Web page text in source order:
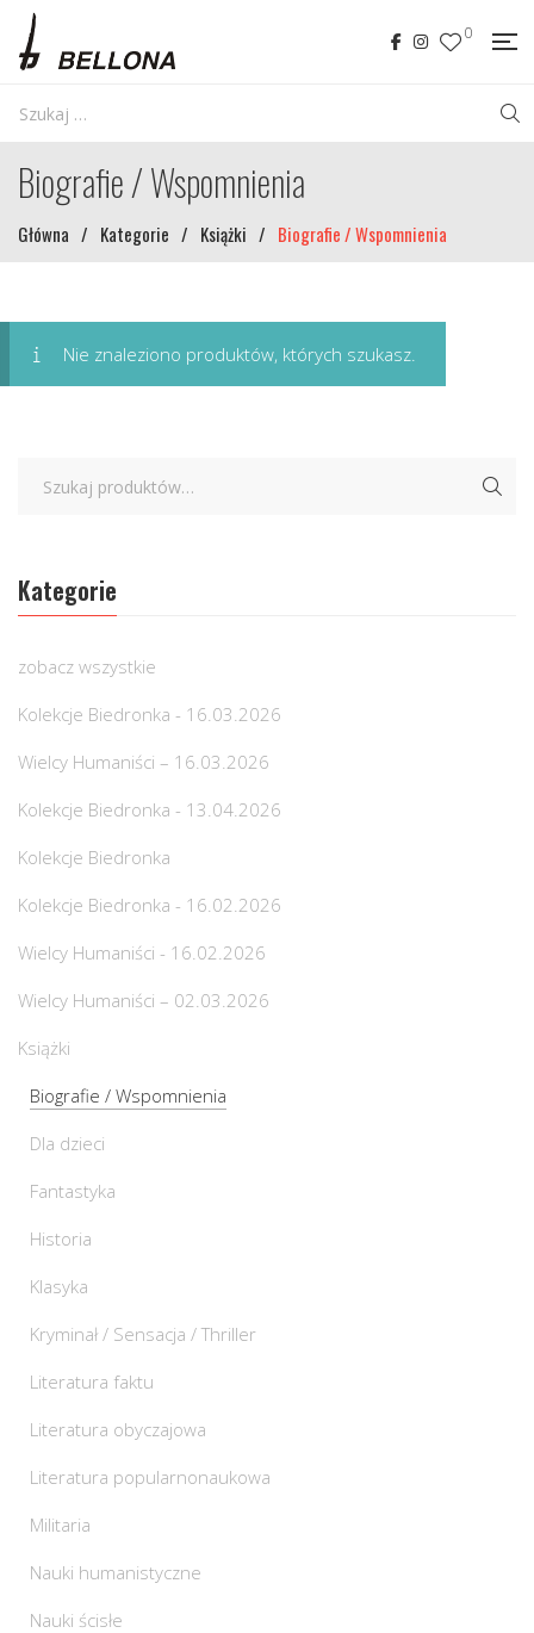
0
Biografie / Wspomnienia
Główna / Kategorie / Książki / Biografie / Wspomnienia
Nie znaleziono produktów, których szukasz.
Kategorie
zobacz wszystkie
Kolekcje Biedronka - 16.03.2026
Wielcy Humaniści – 16.03.2026
Kolekcje Biedronka - 13.04.2026
Kolekcje Biedronka
Kolekcje Biedronka - 16.02.2026
Wielcy Humaniści - 16.02.2026
Wielcy Humaniści – 02.03.2026
Książki
Biografie / Wspomnienia
Dla dzieci
Fantastyka
Historia
Klasyka
Kryminał / Sensacja / Thriller
Literatura faktu
Literatura obyczajowa
Literatura popularnonaukowa
Militaria
Nauki humanistyczne
Nauki ścisłe